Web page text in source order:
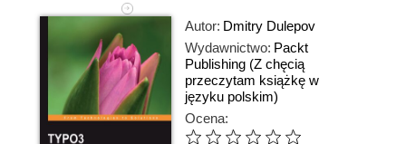
Autor: Dmitry Dulepov
Wydawnictwo: Packt
Publishing (Z chęcią
przeczytam książkę w
języku polskim)
Ocena: